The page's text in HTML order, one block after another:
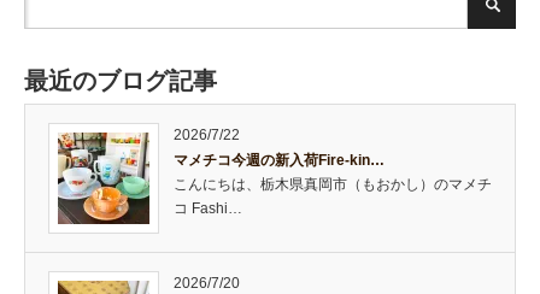
最近のブログ記事
2026/7/22
マメチコ今週の新入荷Fire-kin…
こんにちは、栃木県真岡市（もおかし）のマメチ
コ Fashi…
2026/7/20